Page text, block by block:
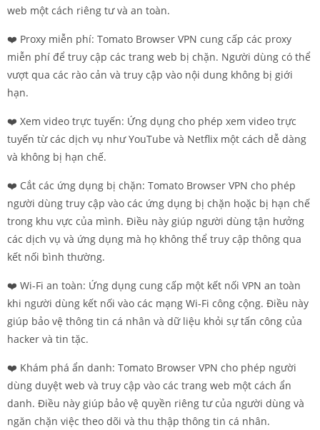
web một cách riêng tư và an toàn.
❤️ Proxy miễn phí: Tomato Browser VPN cung cấp các proxy
miễn phí để truy cập các trang web bị chặn. Người dùng có thể
vượt qua các rào cản và truy cập vào nội dung không bị giới
hạn.
❤️ Xem video trực tuyến: Ứng dụng cho phép xem video trực
tuyến từ các dịch vụ như YouTube và Netflix một cách dễ dàng
và không bị hạn chế.
❤️ Cắt các ứng dụng bị chặn: Tomato Browser VPN cho phép
người dùng truy cập vào các ứng dụng bị chặn hoặc bị hạn chế
trong khu vực của mình. Điều này giúp người dùng tận hưởng
các dịch vụ và ứng dụng mà họ không thể truy cập thông qua
kết nối bình thường.
❤️ Wi-Fi an toàn: Ứng dụng cung cấp một kết nối VPN an toàn
khi người dùng kết nối vào các mạng Wi-Fi công cộng. Điều này
giúp bảo vệ thông tin cá nhân và dữ liệu khỏi sự tấn công của
hacker và tin tặc.
❤️ Khám phá ẩn danh: Tomato Browser VPN cho phép người
dùng duyệt web và truy cập vào các trang web một cách ẩn
danh. Điều này giúp bảo vệ quyền riêng tư của người dùng và
ngăn chặn việc theo dõi và thu thập thông tin cá nhân.